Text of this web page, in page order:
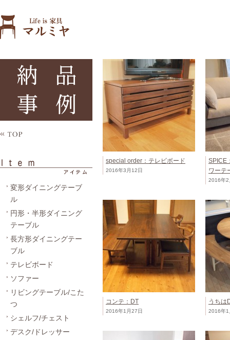
変形ダイニングテーブ
ル
円形・半形ダイニング
テーブル
長方形ダイニングテー
ブル
テレビボード
ソファー
リビングテーブル/こた
つ
シェルフ/チェスト
デスク/ドレッサー
special order：テレビボード
2016年3月12日
SPICE
ワーテ
2016年2
コンテ：DT
2016年1月27日
うちは
2016年1